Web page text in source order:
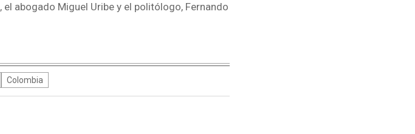
abogado Miguel Uribe y el politólogo, Fernando
Colombia